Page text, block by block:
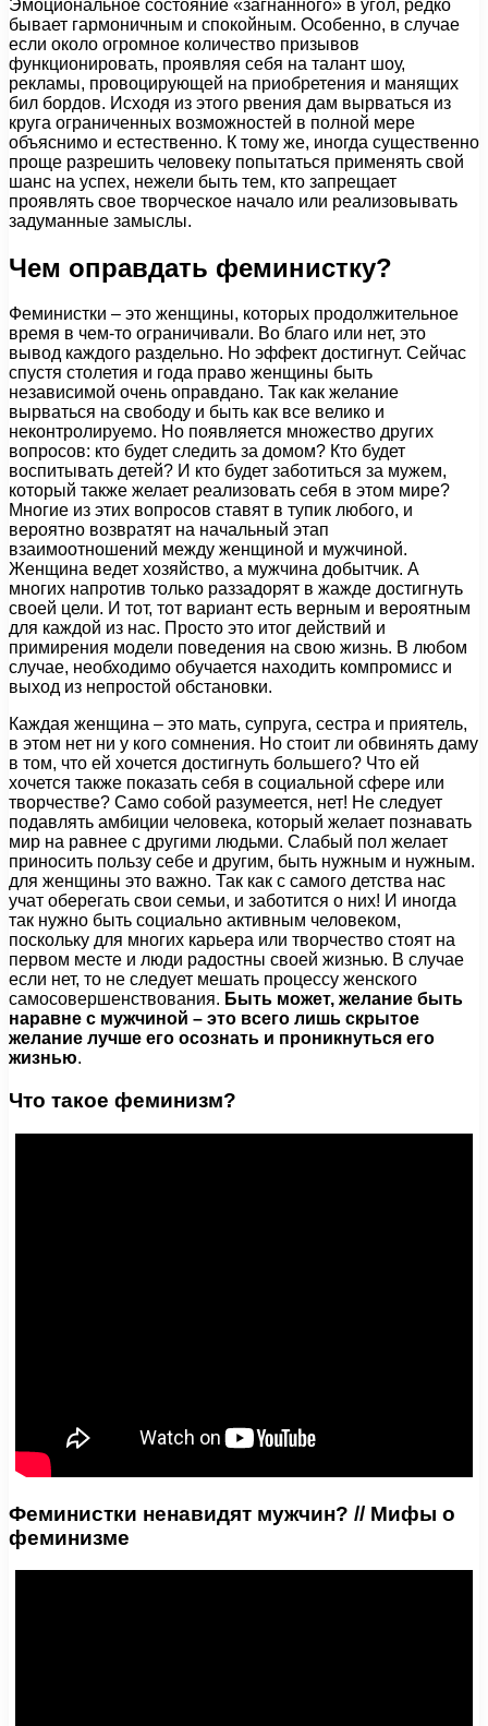
Эмоциональное состояние «загнанного» в угол, редко
бывает гармоничным и спокойным. Особенно, в случае
если около огромное количество призывов
функционировать, проявляя себя на талант шоу,
рекламы, провоцирующей на приобретения и манящих
бил бордов. Исходя из этого рвения дам вырваться из
круга ограниченных возможностей в полной мере
объяснимо и естественно. К тому же, иногда существенно
проще разрешить человеку попытаться применять свой
шанс на успех, нежели быть тем, кто запрещает
проявлять свое творческое начало или реализовывать
задуманные замыслы.
Чем оправдать феминистку?
Феминистки – это женщины, которых продолжительное
время в чем-то ограничивали. Во благо или нет, это
вывод каждого раздельно. Но эффект достигнут. Сейчас
спустя столетия и года право женщины быть
независимой очень оправдано. Так как желание
вырваться на свободу и быть как все велико и
неконтролируемо. Но появляется множество других
вопросов: кто будет следить за домом? Кто будет
воспитывать детей? И кто будет заботиться за мужем,
который также желает реализовать себя в этом мире?
Многие из этих вопросов ставят в тупик любого, и
вероятно возвратят на начальный этап
взаимоотношений между женщиной и мужчиной.
Женщина ведет хозяйство, а мужчина добытчик. А
многих напротив только раззадорят в жажде достигнуть
своей цели. И тот, тот вариант есть верным и вероятным
для каждой из нас. Просто это итог действий и
примирения модели поведения на свою жизнь. В любом
случае, необходимо обучается находить компромисс и
выход из непростой обстановки.
Каждая женщина – это мать, супруга, сестра и приятель,
в этом нет ни у кого сомнения. Но стоит ли обвинять даму
в том, что ей хочется достигнуть большего? Что ей
хочется также показать себя в социальной сфере или
творчестве? Само собой разумеется, нет! Не следует
подавлять амбиции человека, который желает познавать
мир на равнее с другими людьми. Слабый пол желает
приносить пользу себе и другим, быть нужным и нужным.
для женщины это важно. Так как с самого детства нас
учат оберегать свои семьи, и заботится о них! И иногда
так нужно быть социально активным человеком,
поскольку для многих карьера или творчество стоят на
первом месте и люди радостны своей жизнью. В случае
если нет, то не следует мешать процессу женского
самосовершенствования. Быть может, желание быть
наравне с мужчиной – это всего лишь скрытое
желание лучше его осознать и проникнуться его
жизнью.
Что такое феминизм?
Феминистки ненавидят мужчин? // Мифы о
феминизме